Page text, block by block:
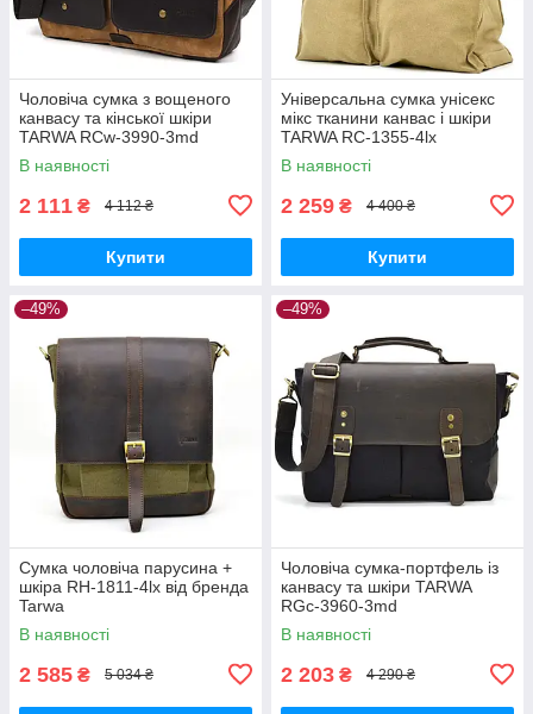
Чоловіча сумка з вощеного
канвасу та кінської шкіри
TARWA RCw-3990-3md
В наявності
2 111 ₴ 4 112 ₴
Купити
Універсальна сумка унісекс
мікс тканини канвас і шкіри
TARWA RC-1355-4lx
В наявності
2 259 ₴ 4 400 ₴
Купити
–49%
Сумка чоловіча парусина +
шкіра RH-1811-4lx від бренда
Tarwa
В наявності
2 585 ₴ 5 034 ₴
–49%
Чоловіча сумка-портфель із
канвасу та шкіри TARWA
RGc-3960-3md
В наявності
2 203 ₴ 4 290 ₴